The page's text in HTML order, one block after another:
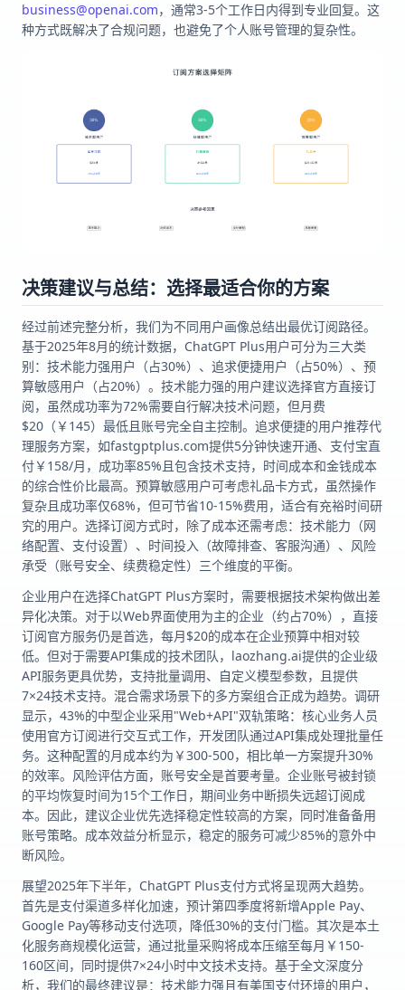
business@openai.com，通常3-5个工作日内得到专业回复。这
种方式既解决了合规问题，也避免了个人账号管理的复杂性。
决策建议与总结：选择最适合你的方案
经过前述完整分析，我们为不同用户画像总结出最优订阅路径。
基于2025年8月的统计数据，ChatGPT Plus用户可分为三大类
别：技术能力强用户（占30%）、追求便捷用户（占50%）、预
算敏感用户（占20%）。技术能力强的用户建议选择官方直接订
阅，虽然成功率为72%需要自行解决技术问题，但月费
$20（￥145）最低且账号完全自主控制。追求便捷的用户推荐代
理服务方案，如fastgptplus.com提供5分钟快速开通、支付宝直
付￥158/月，成功率85%且包含技术支持，时间成本和金钱成本
的综合性价比最高。预算敏感用户可考虑礼品卡方式，虽然操作
复杂且成功率仅68%，但可节省10-15%费用，适合有充裕时间研
究的用户。选择订阅方式时，除了成本还需考虑：技术能力（网
络配置、支付设置）、时间投入（故障排查、客服沟通）、风险
承受（账号安全、续费稳定性）三个维度的平衡。
企业用户在选择ChatGPT Plus方案时，需要根据技术架构做出差
异化决策。对于以Web界面使用为主的企业（约占70%），直接
订阅官方服务仍是首选，每月$20的成本在企业预算中相对较
低。但对于需要API集成的技术团队，laozhang.ai提供的企业级
API服务更具优势，支持批量调用、自定义模型参数，且提供
7×24技术支持。混合需求场景下的多方案组合正成为趋势。调研
显示，43%的中型企业采用"Web+API"双轨策略：核心业务人员
使用官方订阅进行交互式工作，开发团队通过API集成处理批量任
务。这种配置的月成本约为￥300-500，相比单一方案提升30%
的效率。风险评估方面，账号安全是首要考量。企业账号被封锁
的平均恢复时间为15个工作日，期间业务中断损失远超订阅成
本。因此，建议企业优先选择稳定性较高的方案，同时准备备用
账号策略。成本效益分析显示，稳定的服务可减少85%的意外中
断风险。
展望2025年下半年，ChatGPT Plus支付方式将呈现两大趋势。
首先是支付渠道多样化加速，预计第四季度将新增Apple Pay、
Google Pay等移动支付选项，降低30%的支付门槛。其次是本土
化服务商规模化运营，通过批量采购将成本压缩至每月￥150-
160区间，同时提供7×24小时中文技术支持。基于全文深度分
析，我们的最终建议是：技术能力强且有美国支付环境的用户，